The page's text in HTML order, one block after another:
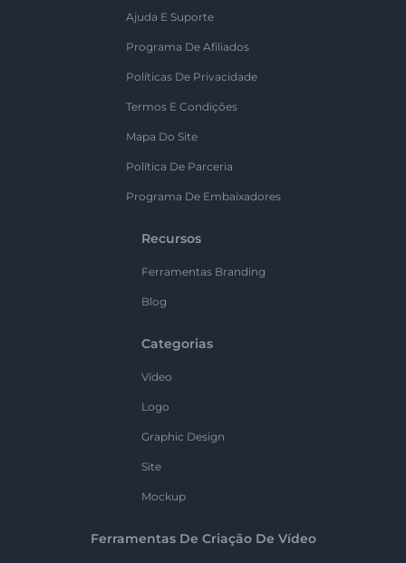
Ajuda E Suporte
Programa De Afiliados
Políticas De Privacidade
Termos E Condições
Mapa Do Site
Política De Parceria
Programa De Embaixadores
Recursos
Ferramentas Branding
Blog
Categorias
Vídeo
Logo
Graphic Design
Site
Mockup
Ferramentas De Criação De Vídeo